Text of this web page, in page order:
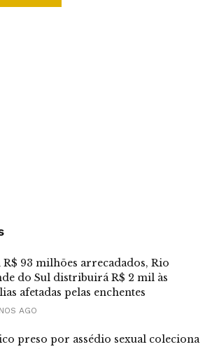
R$ 93 milhões arrecadados, Rio
do Sul distribuirá R$ 2 mil às
afetadas pelas enchentes
AGO
preso por assédio sexual coleciona